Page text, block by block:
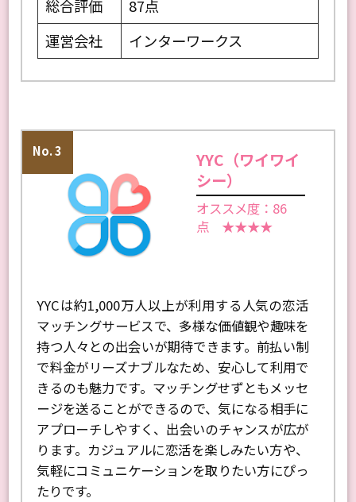
総合評価
87点
運営会社
インターワークス
No. 3
YYC（ワイワイ
シー）
オススメ度：86
点 ★★★★
YYCは約1,000万人以上が利用する人気の恋活
マッチングサービスで、多様な価値観や趣味を
持つ人々との出会いが期待できます。前払い制
で料金がリーズナブルなため、安心して利用で
きるのも魅力です。マッチングせずともメッセ
ージを送ることができるので、気になる相手に
アプローチしやすく、出会いのチャンスが広が
ります。カジュアルに恋活を楽しみたい方や、
気軽にコミュニケーションを取りたい方にぴっ
たりです。